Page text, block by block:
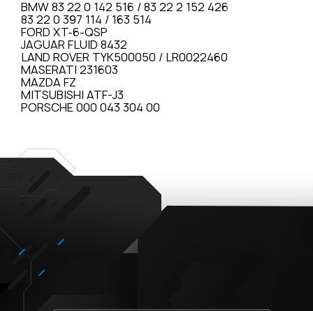
BMW 83 22 0 142 516 / 83 22 2 152 426
83 22 0 397 114 / 163 514
FORD XT-6-QSP
JAGUAR FLUID 8432
LAND ROVER TYK500050 / LR0022460
MASERATI 231603
MAZDA FZ
MITSUBISHI ATF-J3
PORSCHE 000 043 304 00